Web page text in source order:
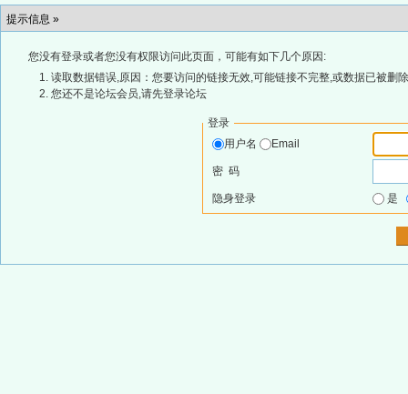
提示信息 »
您没有登录或者您没有权限访问此页面，可能有如下几个原因:
读取数据错误,原因：您要访问的链接无效,可能链接不完整,或数据已被删
您还不是论坛会员,请先登录论坛
登录
用户名
Email
密 码
隐身登录 是